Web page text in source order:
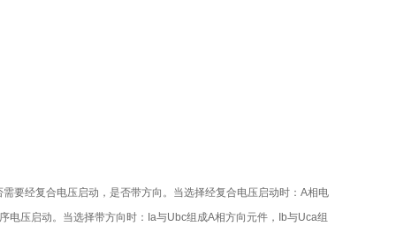
要经复合电压启动，是否带方向。当选择经复合电压启动时：A相电
压启动。当选择带方向时：Ia与Ubc组成A相方向元件，Ib与Uca组